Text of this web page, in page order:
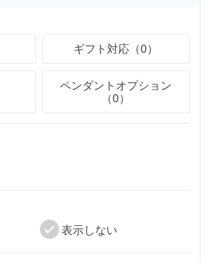
ギフト対応（0）
ペンダントオプション
（0）
表示しない